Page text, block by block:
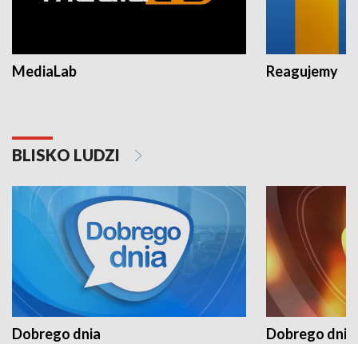
MediaLab Reagujemy
BLISKO LUDZI
Dobrego dnia Dobrego dnia